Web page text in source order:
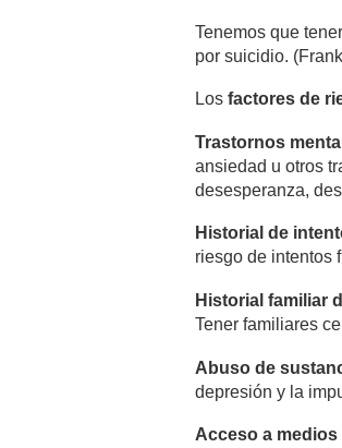
Tenemos que
por suicidio.
Los factores de
Trastornos
ansiedad u otros
desesperanza,
H istoria l de
riesgo de intentos
H istoria l familiar
Tener familiares
A buso de
depresión y la
Acceso a medios